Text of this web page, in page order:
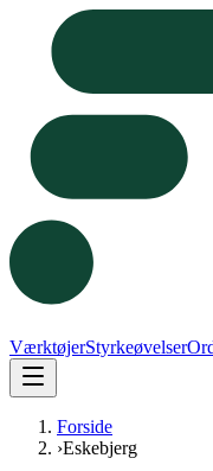
VærktøjerStyrkeøvelser
Forside
›Eskebjerg